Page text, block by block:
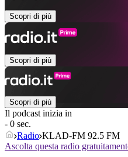
Scopri di più
Scopri di più
Scopri di più
Il podcast inizia in
- 0 sec.
Radio KLAD-FM 92.5 FM
Ascolta questa radio